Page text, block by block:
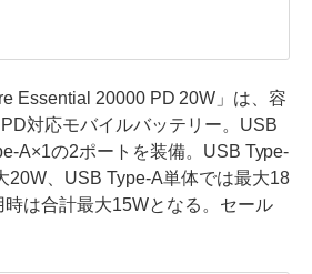
Essential 20000 PD 20W」は、容
対応モバイルバッテリー。USB
A×1の2ポートを装備。USB Type-
20W、USB Type-A単体では最大18
は合計最大15Wとなる。セール